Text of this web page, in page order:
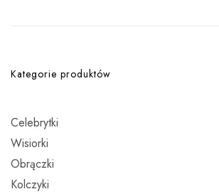
Kategorie produktów
Celebrytki
Wisiorki
Obrączki
Kolczyki